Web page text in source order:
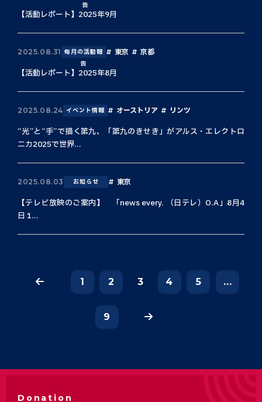
告
【活動レポート】2025年9月
2025.08.31 毎月の活動報
告
東京 京都
【活動レポート】2025年8月
2025.08.24 イベント情報 オーストリア リンツ
“光”と“手”で描く第九、「第九のきせき」がアルス・エレクトロ
ニカ2025で世界...
2025.08.03 お知らせ 東京
【テレビ放映のご案内】 「news every. （日テレ）O.A」8月4
日 1...
1 2 3 4 5 ...
9
Donation